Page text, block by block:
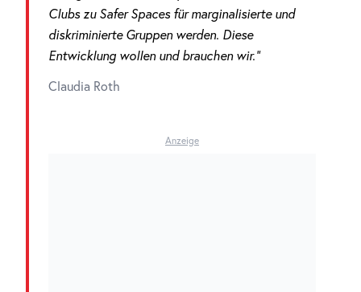
Clubs zu Safer Spaces für marginalisierte und
diskriminierte Gruppen werden. Diese
Entwicklung wollen und brauchen wir.“
Claudia Roth
Anzeige